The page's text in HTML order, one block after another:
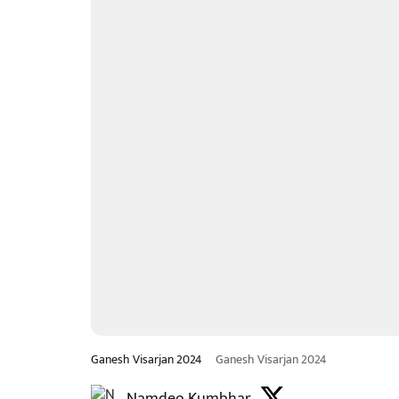
Ganesh Visarjan 2024 Ganesh Visarjan 2024